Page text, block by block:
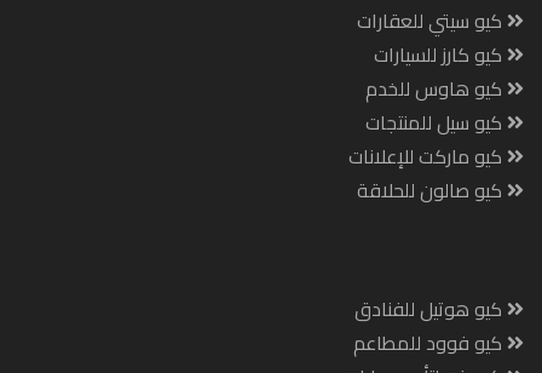
كيو سيتي للعقارات
كيو كارز للسيارات
كيو هاوس للخدم
كيو سيل للمنتجات
كيو ماركت للإعلانات
كيو صالون للحلاقة
كيو هوتيل للفنادق
كيو فوود للمطاعم